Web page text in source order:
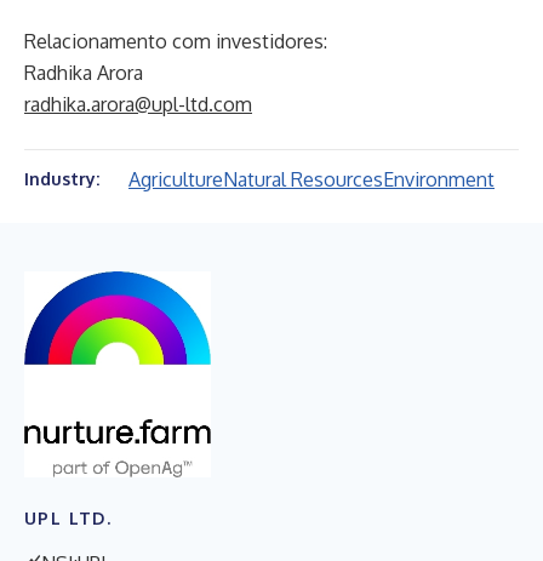
Relacionamento com investidores:
Radhika Arora
radhika.arora@upl-ltd.com
Industry: AgricultureNatural ResourcesEnvironment
UPL LTD.